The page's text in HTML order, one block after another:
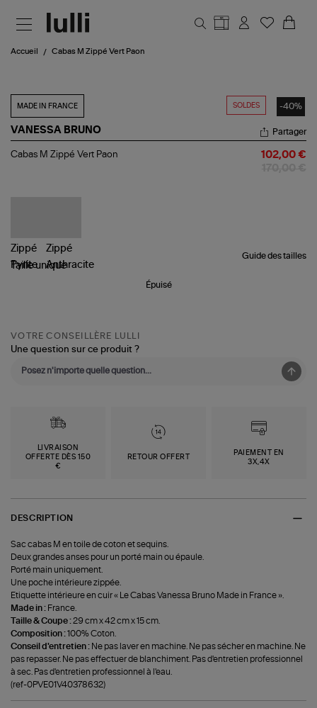
Accueil Cabas M Zippé Vert Paon
SOLDES -40%
MADE IN FRANCE
VANESSA BRUNO
Cabas
Partager
Cabas M Zippé Vert Paon 102,00 €
Guide des tailles
Tailleunique
Épuisé
VOTRE CONSEILLÈRE LULLI
Une question sur ce produit ?
LIVRAISON
OFFERTE DÈS 150
€
RETOUR OFFERT
PAIEMENT EN
3X,4X
DESCRIPTION
Sac cabas M en toile de coton et sequins.
Deux grandes anses pour un porté main ou épaule.
Porté main uniquement.
Une poche intérieure zippée.
Etiquette intérieure en cuir « Le Cabas Vanessa Bruno Made in France ».
Made in : France.
Taille & Coupe :29 cm x 42 cm x 15 cm.
Composition :100% Coton.
Conseil d'entretien : Ne pas laver en machine. Ne pas sécher en machine. Ne
pas repasser. Ne pas effectuer de blanchiment. Pas d'entretien professionnel
à sec. Pas d'entretien professionnel à l'eau.
(ref-0PVE01V40378632)